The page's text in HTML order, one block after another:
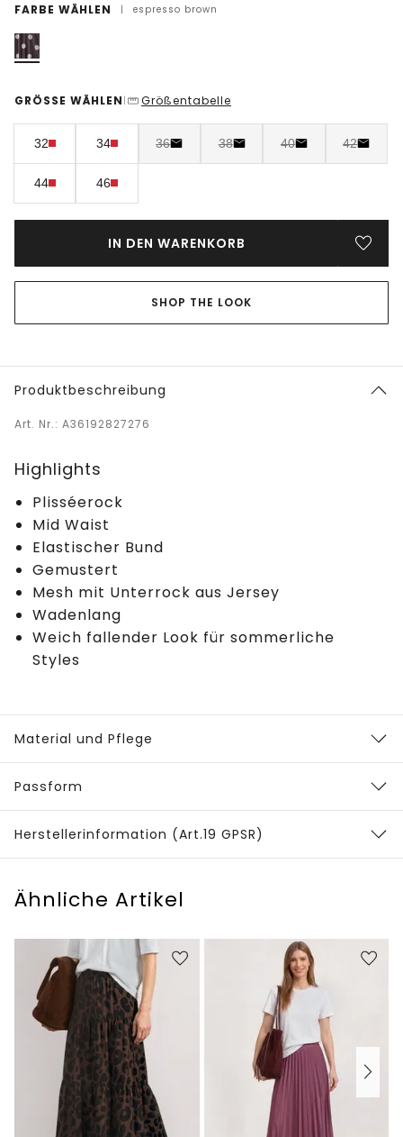
FARBE WÄHLEN | espresso brown
GRÖSSE WÄHLEN | Größentabelle
32 34 36 38 40 42
44 46
IN DEN WARENKORB
SHOP THE LOOK
Produktbeschreibung
Art. Nr.: A36192827276
Highlights
Plisséerock
Mid Waist
Elastischer Bund
Gemustert
Mesh mit Unterrock aus Jersey
Wadenlang
Weich fallender Look für sommerliche
Styles
Material und Pflege
Passform
Herstellerinformation (Art.19 GPSR)
Ähnliche Artikel